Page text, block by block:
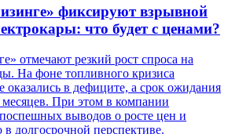
фиксируют взрывной
что будет с ценами?
отмечают резкий рост спроса на
На фоне топливного кризиса
оказались в дефиците, а срок ожидания
месяцев. При этом в компании
выводов о росте цен и
долгосрочной перспективе.